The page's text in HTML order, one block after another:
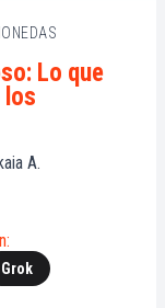
Lo que
los
A.
Grok